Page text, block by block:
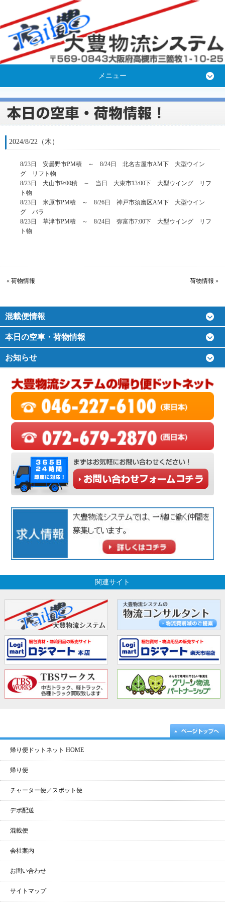
メニュー
2024/8/22（木）
8/23日 安曇野市PM積 ～ 8/24日 北名古屋市AM下 大型ウイン
グ リフト物
8/23日 犬山市9:00積 ～ 当日 大東市13:00下 大型ウイング リフ
ト物
8/23日 米原市PM積 ～ 8/26日 神戸市須磨区AM下 大型ウイン
グ バラ
8/23日 草津市PM積 ～ 8/24日 弥富市7:00下 大型ウイング リフ
ト物
« 荷物情報 荷物情報 »
混載便情報
本日の空車・荷物情報
お知らせ
関連サイト
帰り便ドットネット HOME
帰り便
チャーター便／スポット便
デポ配送
混載便
会社案内
お問い合わせ
サイトマップ